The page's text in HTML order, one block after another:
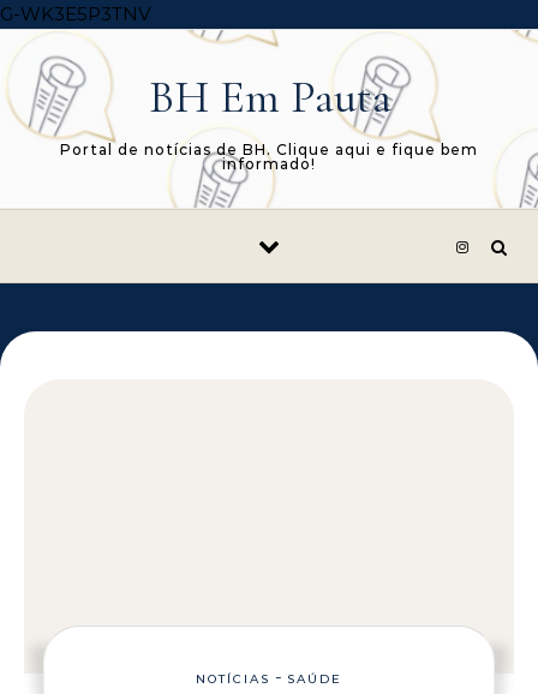
G-WK3E5P3TNVSkip to content
BH Em Pauta
Portal de notícias de BH. Clique aqui e fique bem
informado!
NOTÍCIAS - SAÚDE